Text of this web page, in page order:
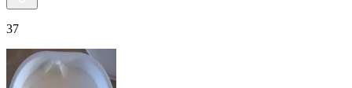
37